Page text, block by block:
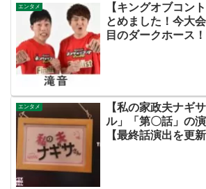
エンタメ
【キングオブコン
とめました！今大
目のダークホース
エンタメ
【私の家政夫ナギ
ル」「第〇話」の
【最終話演出を更